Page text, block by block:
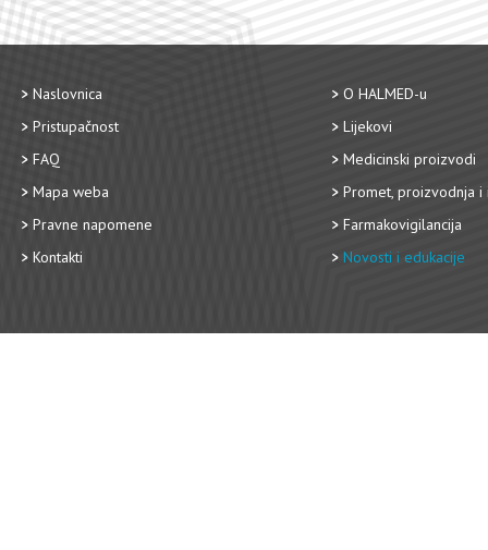
Naslovnica
Pristupačnost
FAQ
Mapa weba
Pravne napomene
Kontakti
O HALMED-u
Lijekovi
Medicinski proizvodi
Promet, proizvodnja i
Farmakovigilancija
Novosti i edukacije